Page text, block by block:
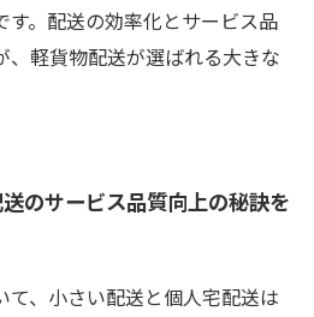
。配送の効率化とサービス品
、軽貨物配送が選ばれる大きな
のサービス品質向上の秘訣を
て、小さい配送と個人宅配送は